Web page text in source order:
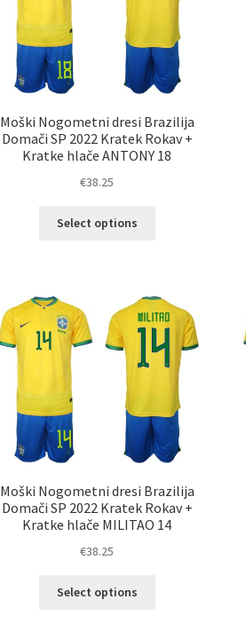
strani
izdelka
Moški Nogometni dresi Brazilija
Domači SP 2022 Kratek Rokav +
Kratke hlače ANTONY 18
€38.25
Select options
različic.
Možnosti
lahko
izberete
na
strani
izdelka
Moški Nogometni dresi Brazilija
Domači SP 2022 Kratek Rokav +
Kratke hlače MILITAO 14
€38.25
Select options